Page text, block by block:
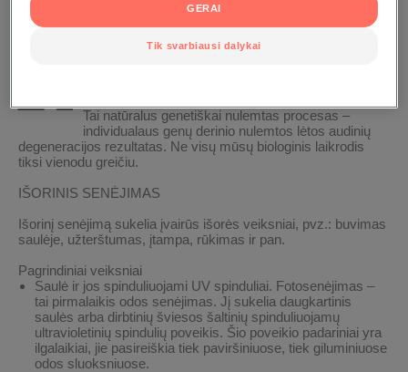
K
ODĖL ODA SENSTA?
Tai natūralus genetiškai nulemtas procesas –
individualaus genų derinio nulemtos lėtos audinių
degeneracijos rezultatas. Ne visų mūsų biologinis laikrodis
tiksi vienodu greičiu.
IŠORINIS SENĖJIMAS
Išorinį senėjimą sukelia įvairūs išorės veiksniai, pvz.: buvimas
saulėje, užterštumas, įtampa, rūkimas ir pan.
Pagrindiniai veiksniai
Saulė ir jos spinduliuojami UV spinduliai. Fotosenėjimas –
tai pirmalaikis odos senėjimas. Jį sukelia daugkartinis
saulės arba dirbtinių šviesos šaltinių spinduliuojamų
ultravioletinių spindulių poveikis. Šio poveikio padariniai yra
ilgalaikiai, jie pasireiškia tiek paviršiniuose, tiek giluminiuose
odos sluoksniuose.
Tik svarbiausi dalykai
GERAI